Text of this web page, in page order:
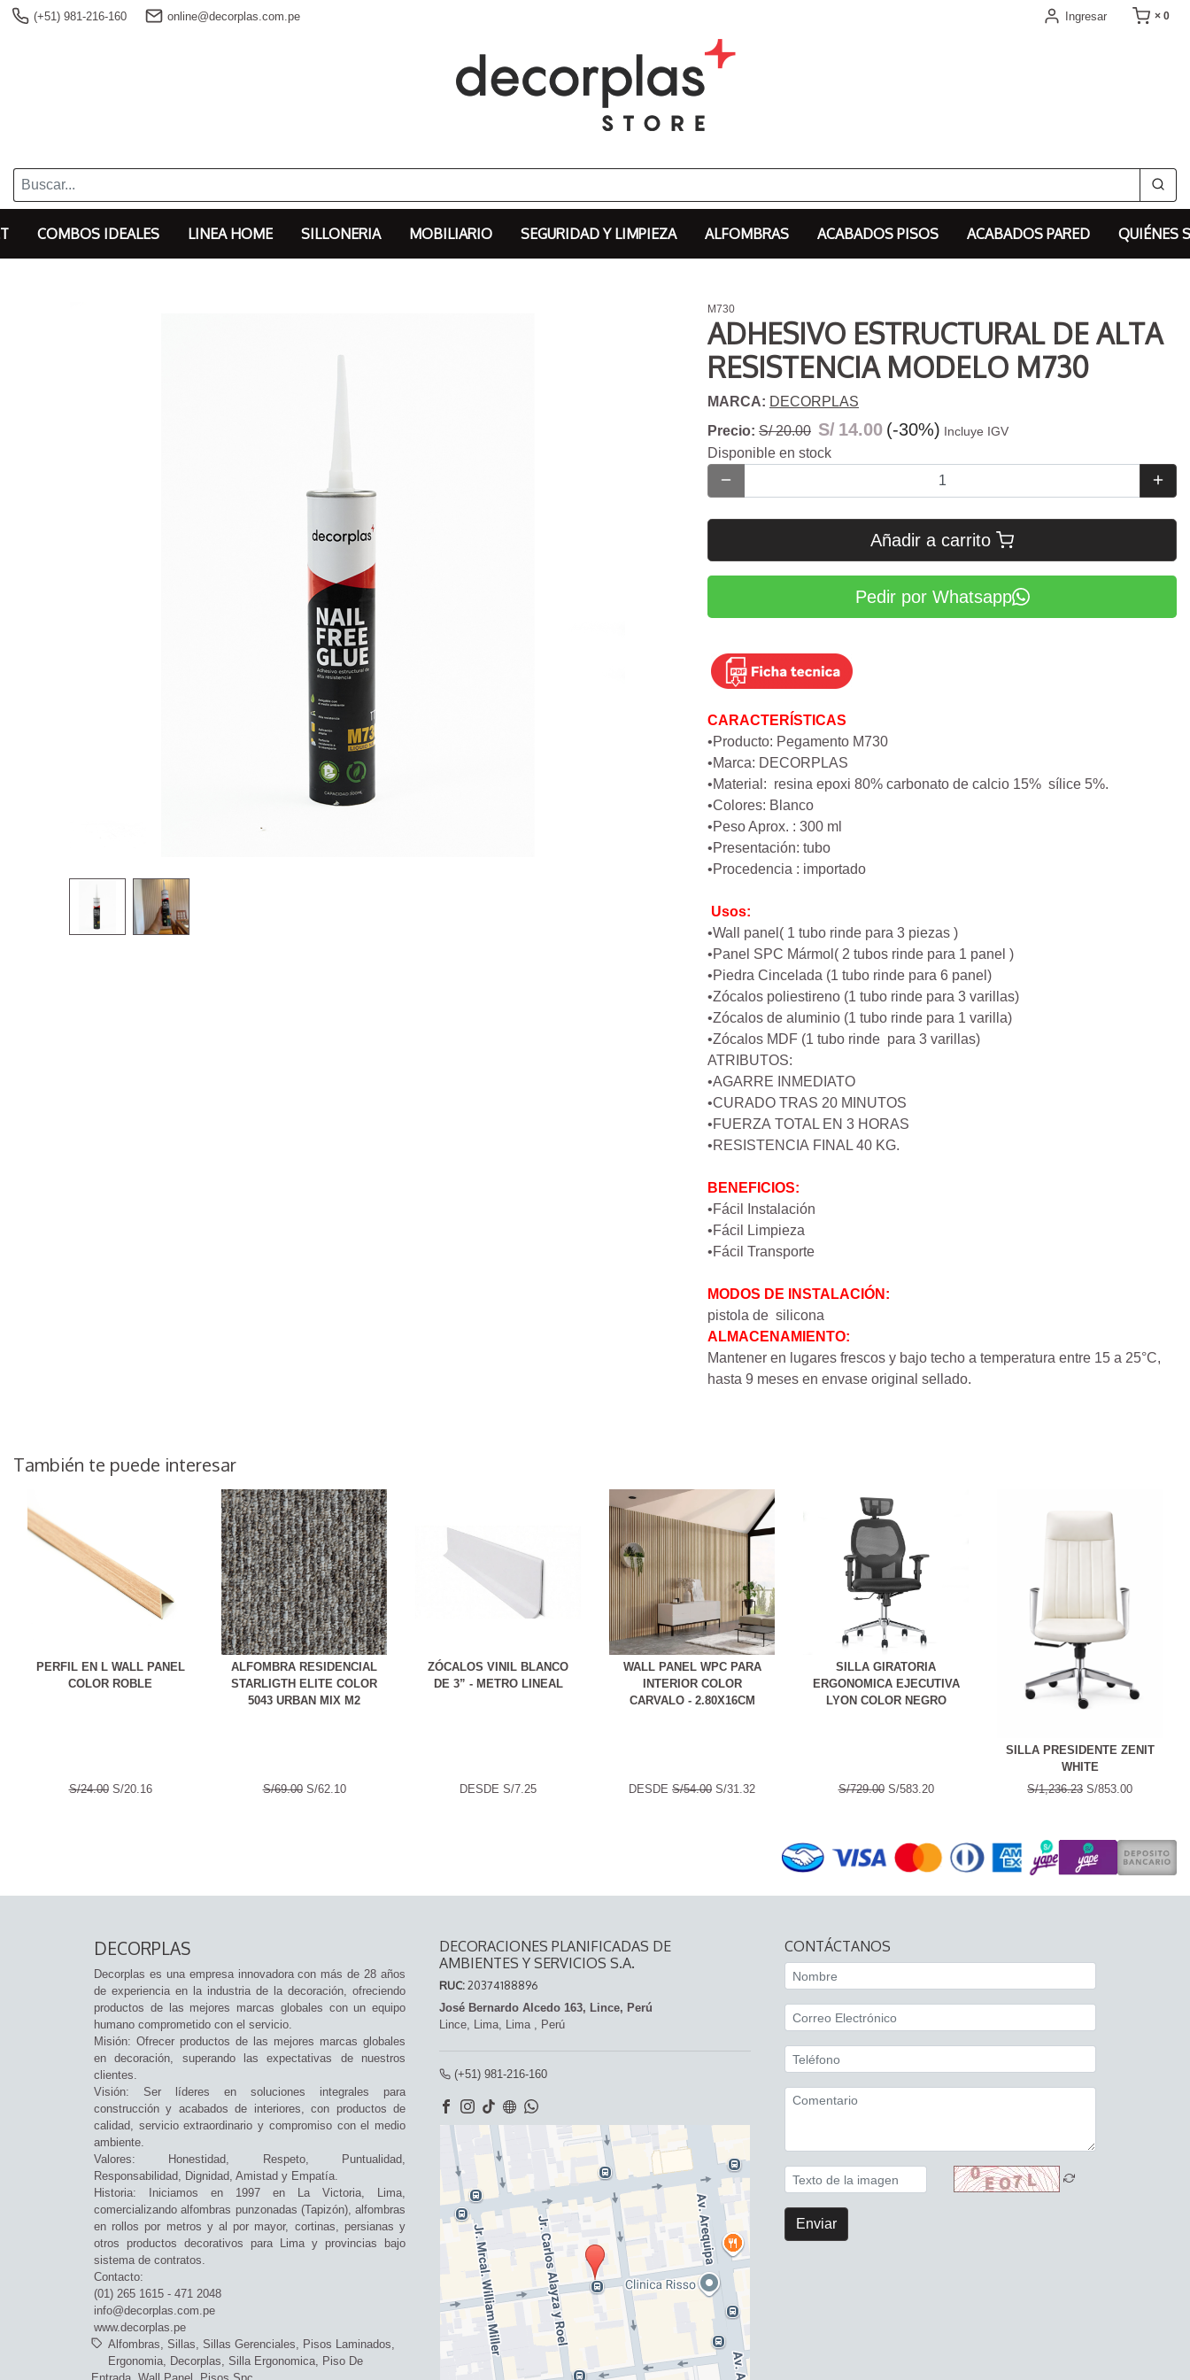
(+51) 981-216-160 online@decorplas.com.pe Ingresar × 0
COMBOS IDEALES LINEA HOME SILLONERIA MOBILIARIO SEGURIDAD Y LIMPIEZA ALFOMBRAS ACABADOS PISOS ACABADOS PARED QUIÉNES
M730
ADHESIVO ESTRUCTURAL DE ALTA
RESISTENCIA MODELO M730
MARCA: DECORPLAS
Precio: S/ 20.00 S/ 14.00 (-30%) Incluye IGV
Disponible en stock
Añadir a carrito
Pedir por Whatsapp
CARACTERÍSTICAS
•Producto: Pegamento M730
•Marca: DECORPLAS
•Material: resina epoxi 80% carbonato de calcio 15% sílice 5%.
•Colores: Blanco
•Peso Aprox. : 300 ml
•Presentación: tubo
•Procedencia : importado
Usos:
•Wall panel( 1 tubo rinde para 3 piezas )
•Panel SPC Mármol( 2 tubos rinde para 1 panel )
•Piedra Cincelada (1 tubo rinde para 6 panel)
•Zócalos poliestireno (1 tubo rinde para 3 varillas)
•Zócalos de aluminio (1 tubo rinde para 1 varilla)
•Zócalos MDF (1 tubo rinde para 3 varillas)
ATRIBUTOS:
•AGARRE INMEDIATO
•CURADO TRAS 20 MINUTOS
•FUERZA TOTAL EN 3 HORAS
•RESISTENCIA FINAL 40 KG.
BENEFICIOS:
•Fácil Instalación
•Fácil Limpieza
•Fácil Transporte
MODOS DE INSTALACIÓN:
pistola de silicona
ALMACENAMIENTO:
Mantener en lugares frescos y bajo techo a temperatura entre 15 a 25°C,
hasta 9 meses en envase original sellado.
También te puede interesar
PERFIL EN L WALL PANEL
COLOR ROBLE
S/24.00S/20.16
ALFOMBRA RESIDENCIAL
STARLIGTH ELITE COLOR
5043 URBAN MIX M2
S/69.00S/62.10
ZÓCALOS VINIL BLANCO
DE 3” - METRO LINEAL
DESDE S/7.25
WALL PANEL WPC PARA
INTERIOR COLOR
CARVALO - 2.80X16CM
DESDE S/54.00 S/31.32
SILLA GIRATORIA
ERGONOMICA EJECUTIVA
LYON COLOR NEGRO
S/729.00S/583.20
SILLA PRESIDENTE ZENIT
WHITE
S/1,236.23 S/853.00
DECORPLAS
Decorplas es una empresa innovadora con más de 28 años
de experiencia en la industria de la decoración, ofreciendo
productos de las mejores marcas globales con un equipo
humano comprometido con el servicio.
Misión: Ofrecer productos de las mejores marcas globales
en decoración, superando las expectativas de nuestros
clientes.
Visión: Ser líderes en soluciones integrales para
construcción y acabados de interiores, con productos de
calidad, servicio extraordinario y compromiso con el medio
ambiente.
Valores: Honestidad, Respeto, Puntualidad,
Responsabilidad, Dignidad, Amistad y Empatía.
Historia: Iniciamos en 1997 en La Victoria, Lima,
comercializando alfombras punzonadas (Tapizón), alfombras
en rollos por metros y al por mayor, cortinas, persianas y
otros productos decorativos para Lima y provincias bajo
sistema de contratos.
Contacto:
(01) 265 1615 - 471 2048
info@decorplas.com.pe
www.decorplas.pe
Alfombras
Sillas Sillas Gerenciales
Pisos Laminados
Ergonomia
Decorplas Silla Ergonomica
Piso De
DECORACIONES PLANIFICADAS DE
AMBIENTES Y SERVICIOS S.A.
RUC:20374188896
José Bernardo Alcedo 163, Lince, Perú
Lince, Lima, Lima , Perú
(+51) 981-216-160
CONTÁCTANOS
Enviar